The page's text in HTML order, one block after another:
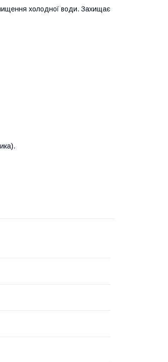
холодної води. Захищає